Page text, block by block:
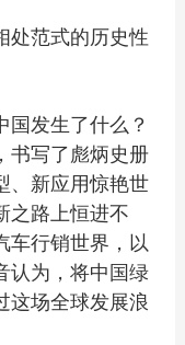
范式的历史性
发生了什么？
书写了彪炳史册
、新应用惊艳世
之路上恒进不
车行销世界，以
认为，将中国绿
这场全球发展浪